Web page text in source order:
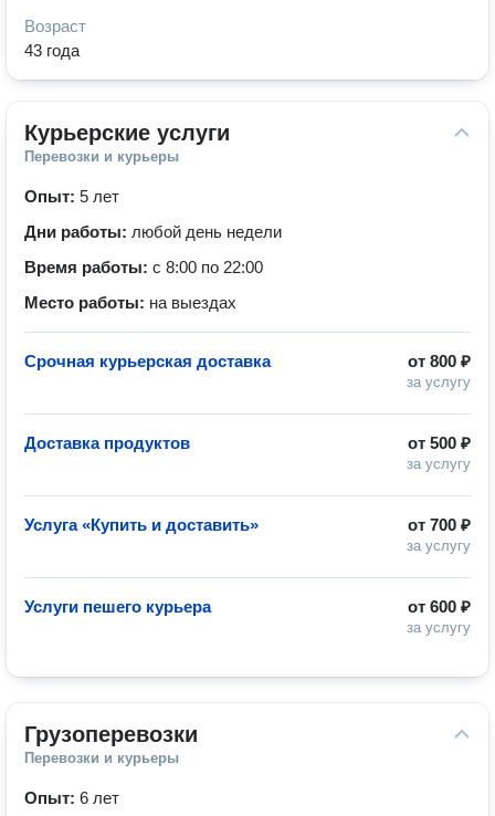
Возраст
43 года
Курьерские услуги
Перевозки и курьеры
Опыт: 5 лет
Дни работы: любой день недели
Время работы: с 8:00 по 22:00
Место работы: на выездах
от 800 ₽
за услугу
Срочная курьерская доставка
от 500 ₽
за услугу
Доставка продуктов
от 700 ₽
за услугу
Услуга «Купить и доставить»
от 600 ₽
за услугу
Услуги пешего курьера
Грузоперевозки
Перевозки и курьеры
Опыт: 6 лет